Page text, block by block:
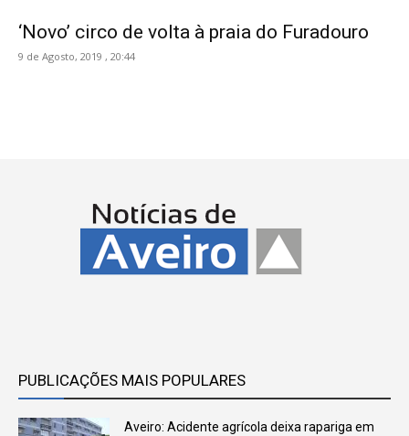
‘Novo’ circo de volta à praia do Furadouro
9 de Agosto, 2019 , 20:44
PUBLICAÇÕES MAIS POPULARES
Aveiro: Acidente agrícola deixa rapariga em